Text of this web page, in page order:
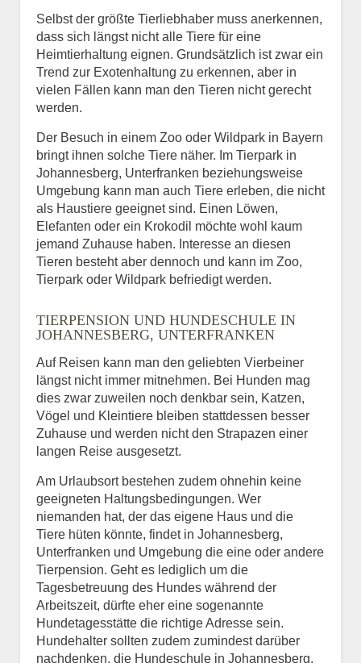
Selbst der größte Tierliebhaber muss anerkennen,
dass sich längst nicht alle Tiere für eine
Heimtierhaltung eignen. Grundsätzlich ist zwar ein
Trend zur Exotenhaltung zu erkennen, aber in
vielen Fällen kann man den Tieren nicht gerecht
werden.
Der Besuch in einem Zoo oder Wildpark in Bayern
bringt ihnen solche Tiere näher. Im Tierpark in
Johannesberg, Unterfranken beziehungsweise
Umgebung kann man auch Tiere erleben, die nicht
als Haustiere geeignet sind. Einen Löwen,
Elefanten oder ein Krokodil möchte wohl kaum
jemand Zuhause haben. Interesse an diesen
Tieren besteht aber dennoch und kann im Zoo,
Tierpark oder Wildpark befriedigt werden.
TIERPENSION UND HUNDESCHULE IN
JOHANNESBERG, UNTERFRANKEN
Auf Reisen kann man den geliebten Vierbeiner
längst nicht immer mitnehmen. Bei Hunden mag
dies zwar zuweilen noch denkbar sein, Katzen,
Vögel und Kleintiere bleiben stattdessen besser
Zuhause und werden nicht den Strapazen einer
langen Reise ausgesetzt.
Am Urlaubsort bestehen zudem ohnehin keine
geeigneten Haltungsbedingungen. Wer
niemanden hat, der das eigene Haus und die
Tiere hüten könnte, findet in Johannesberg,
Unterfranken und Umgebung die eine oder andere
Tierpension. Geht es lediglich um die
Tagesbetreuung des Hundes während der
Arbeitszeit, dürfte eher eine sogenannte
Hundetagesstätte die richtige Adresse sein.
Hundehalter sollten zudem zumindest darüber
nachdenken, die Hundeschule in Johannesberg,